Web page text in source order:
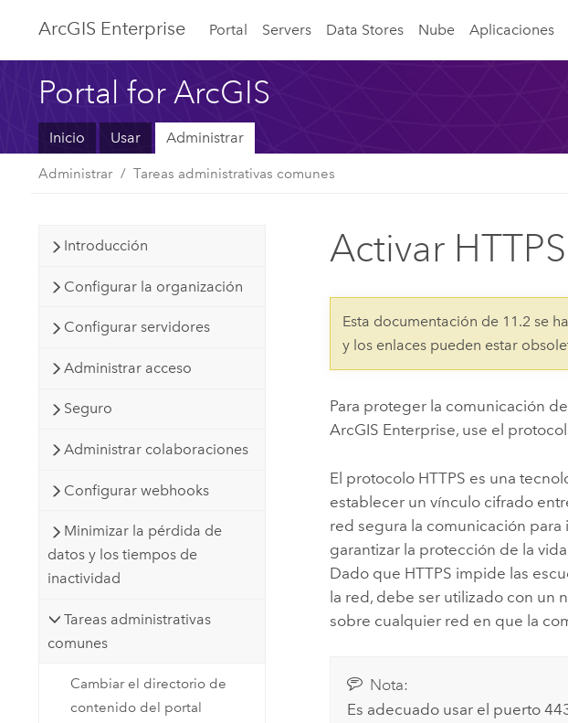
ArcGIS Enterprise Portal Servers Data Stores Nube Aplicaciones
Portal for ArcGIS
Inicio Usar Administrar
Administrar Tareas administrativas comunes
Introducción
Configurar la organización
Configurar servidores
Administrar acceso
Seguro
Administrar colaboraciones
Configurar webhooks
Minimizar la pérdida de
datos y los tiempos de
inactividad
Tareas administrativas
comunes
Cambiar el directorio de
contenido del portal
Activar
Esta documentación de 11.2 se ha
y los enlaces pueden estar
Para proteger la comunicación
ArcGIS Enterprise, use el
El protocolo HTTPS es una
establecer un vínculo cifrado
red segura la comunicación
garantizar la protección de la
Dado que HTTPS impide las
la red, debe ser utilizado con un
sobre cualquier red en que la
Nota:
Es adecuado usar el puerto